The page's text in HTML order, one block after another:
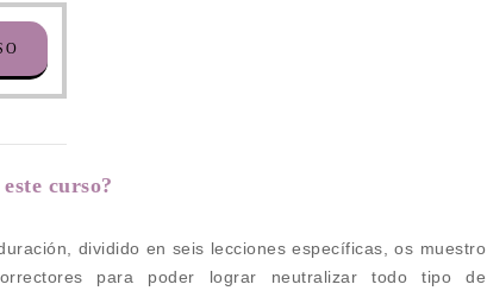
curso?
dividido en seis lecciones específicas, os muestro
para poder lograr neutralizar todo tipo de